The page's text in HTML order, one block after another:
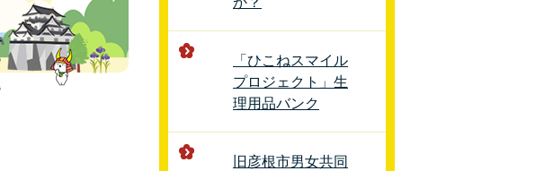
「ひこねスマイル
プロジェクト」生
理用品バンク
旧彦根市男女共同